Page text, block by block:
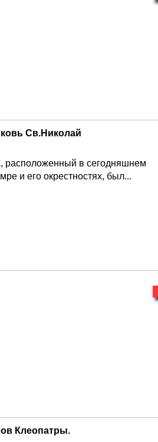
Св.Николай
расположенный в сегодняшнем
и его окрестностях, был...
Клеопатры.